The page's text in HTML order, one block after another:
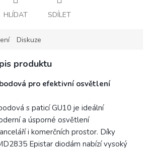
HLÍDAT SDÍLET
Diskuze
produktu
pro efektivní osvětlení
s paticí GU10 je ideální
a úsporné osvětlení
i komerčních prostor. Díky
Epistar diodám nabízí vysoký